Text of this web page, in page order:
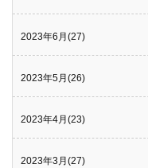
2023年6月(27)
2023年5月(26)
2023年4月(23)
2023年3月(27)